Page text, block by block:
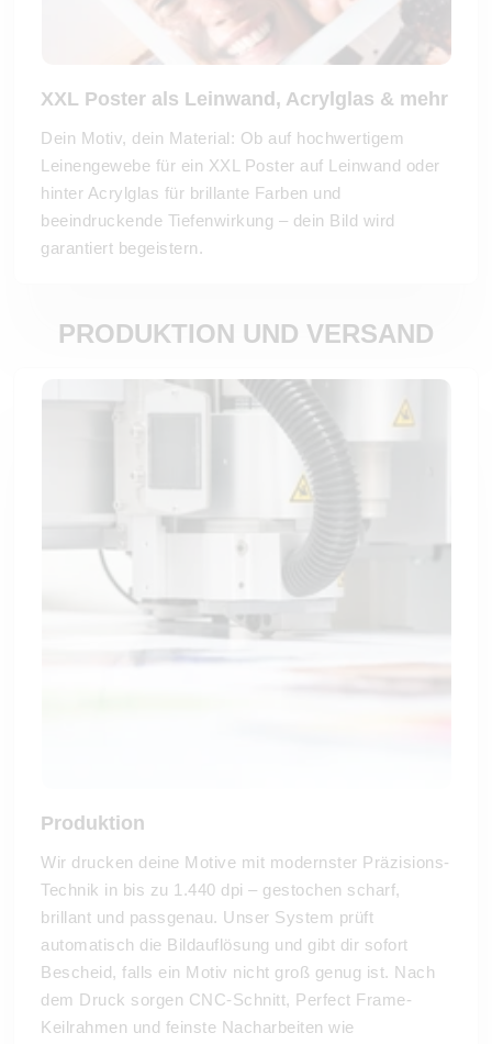
XXL Poster als Leinwand, Acrylglas & mehr
Dein Motiv, dein Material: Ob auf hochwertigem
Leinengewebe für ein XXL Poster auf Leinwand oder
hinter Acrylglas für brillante Farben und
beeindruckende Tiefenwirkung – dein Bild wird
garantiert begeistern.
PRODUKTION UND VERSAND
Produktion
Wir drucken deine Motive mit modernster Präzisions-
Technik in bis zu 1.440 dpi – gestochen scharf,
brillant und passgenau. Unser System prüft
automatisch die Bildauflösung und gibt dir sofort
Bescheid, falls ein Motiv nicht groß genug ist. Nach
dem Druck sorgen CNC-Schnitt, Perfect Frame-
Keilrahmen und feinste Nacharbeiten wie